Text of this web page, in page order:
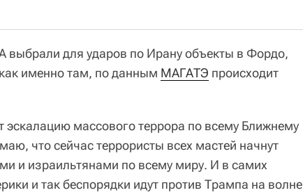
для ударов по Ирану объекты в Фордо,
именно там, по данным МАГАТЭ происходит
эскалацию массового террора по всему Ближнему
что сейчас террористы всех мастей начнут
и израильтянами по всему миру. И в самих
и так беспорядки идут против Трампа на волне